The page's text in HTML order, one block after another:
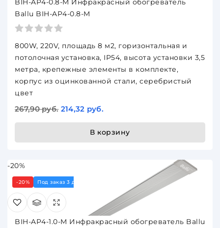
BIH-AP4-0.8-M Инфракрасный обогреватель
Ballu BIH-AP4-0.8-M
800W, 220V, площадь 8 м2, горизонтальная и
потолочная установка, IP54, высота установки 3,5
метра, крепежные элементы в комплекте,
корпус из оцинкованной стали, серебристый
цвет
267,90 руб. 214,32 руб.
В корзину
-20%
-20% Под заказ 3 дня
BIH-AP4-1.0-M Инфракрасный обогреватель Ballu